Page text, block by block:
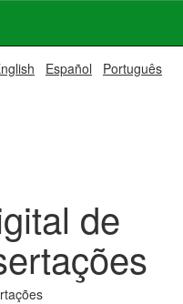
Español Português
de